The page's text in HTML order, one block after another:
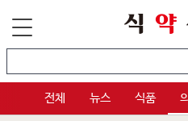
전체 뉴스 식품